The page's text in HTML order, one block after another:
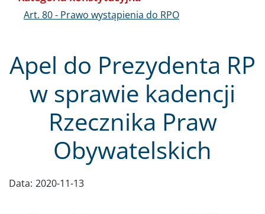
Apel do Prezydenta RP
w sprawie kadencji
Rzecznika Praw
Obywatelskich
Data: 2020-11-13
Art. 80 - Prawo wystąpienia do RPO